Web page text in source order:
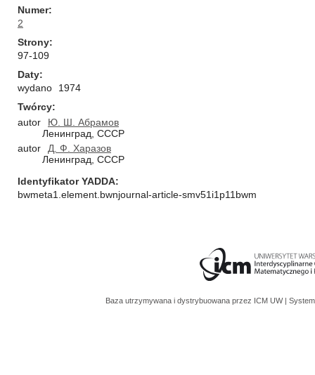
Numer
2
Strony
97-109
Daty
wydano
1974
Twórcy
autor
Ю. Ш. Абрамов
Ленинград, СССР
autor
Д. Ф. Харазов
Ленинград, СССР
Identyfikator YADDA
bwmeta1.element.bwnjournal-article-smv51i1p11bwm
Baza utrzymywana i dystrybuowana przez ICM UW |